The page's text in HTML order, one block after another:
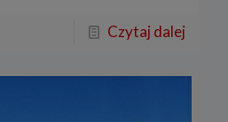
Czytaj dalej